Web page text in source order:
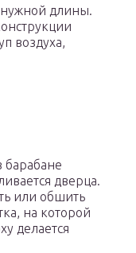
нужной длины.
воздуха,
барабане
дверца.
или обшить
на которой
делается